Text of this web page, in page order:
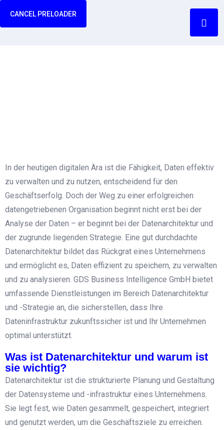
CANCEL PRELOADER
In der heutigen digitalen Ära ist die Fähigkeit, Daten effektiv
zu verwalten und zu nutzen, entscheidend für den
Geschäftserfolg. Doch der Weg zu einer erfolgreichen
datengetriebenen Organisation beginnt nicht erst bei der
Analyse der Daten – er beginnt bei der Datenarchitektur und
der zugrunde liegenden Strategie. Eine gut durchdachte
Datenarchitektur bildet das Rückgrat eines Unternehmens
und ermöglicht es, Daten effizient zu speichern, zu verwalten
und zu analysieren. GDS Business Intelligence GmbH bietet
umfassende Dienstleistungen im Bereich Datenarchitektur
und -Strategie an, die sicherstellen, dass Ihre
Dateninfrastruktur zukunftssicher ist und Ihr Unternehmen
optimal unterstützt.
Was ist Datenarchitektur und warum ist
sie wichtig?
Datenarchitektur ist die strukturierte Planung und Gestaltung
der Datensysteme und -infrastruktur eines Unternehmens.
Sie legt fest, wie Daten gesammelt, gespeichert, integriert
und genutzt werden, um die Geschäftsziele zu erreichen.